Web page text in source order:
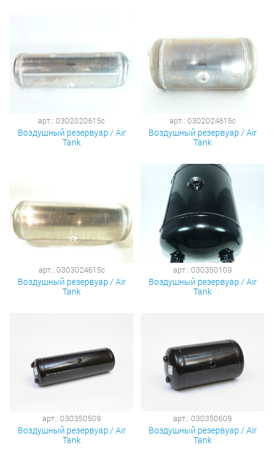
арт.: 0302020615c
Воздушный резервуар / Air
Tank
арт.: 0302024615c
Воздушный резервуар / Air
Tank
арт.: 0303024615c
Воздушный резервуар / Air
Tank
арт.: 030350109
Воздушный резервуар / Air
Tank
арт.: 030350509
Воздушный резервуар / Air
Tank
арт.: 030350609
Воздушный резервуар / Air
Tank